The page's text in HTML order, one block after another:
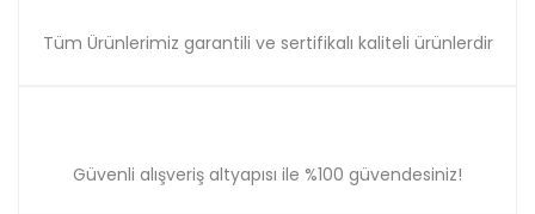
Tüm Ürünlerimiz garantili ve sertifikalı kaliteli ürünlerdir
Güvenli alışveriş altyapısı ile %100 güvendesiniz!